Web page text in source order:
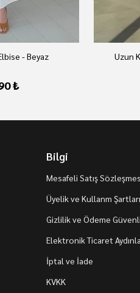
- Beyaz
₺
Uzun
Bilgi
Mesafeli Satış
Üyelik ve Kullanm Şartları
Gizlilik ve Ödeme
Elektronik Ticaret
İptal ve İade
KVKK